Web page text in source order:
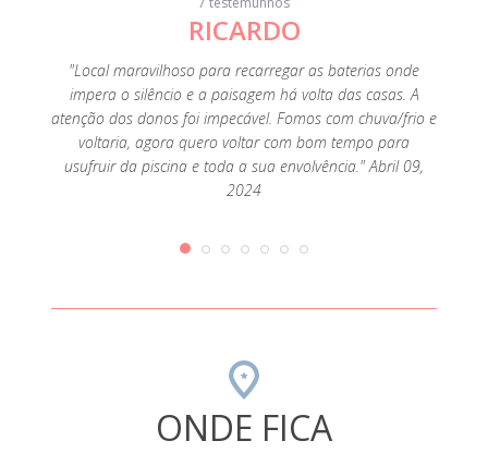
RICARDO
"Local maravilhoso para recarregar as baterias onde
impera o silêncio e a paisagem há volta das casas. A
atenção dos donos foi impecável. Fomos com chuva/frio e
voltaria, agora quero voltar com bom tempo para
usufruir da piscina e toda a sua envolvência." Abril 09,
2024
ONDE FICA